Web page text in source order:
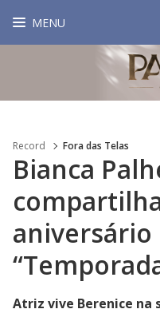
MENU
Record Fora das Telas
Bianca
aniversário
Atriz vive Berenice na